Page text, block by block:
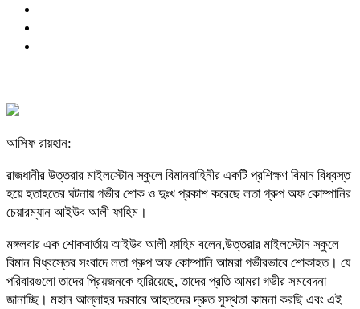
আসিফ রায়হান:
রাজধানীর উত্তরার মাইলস্টোন স্কুলে বিমানবাহিনীর একটি প্রশিক্ষণ বিমান বিধ্বস্ত
হয়ে হতাহতের ঘটনায় গভীর শোক ও দুঃখ প্রকাশ করেছে লতা গ্রুপ অফ কোম্পানির
চেয়ারম্যান আইউব আলী ফাহিম।
মঙ্গলবার এক শোকবার্তায় আইউব আলী ফাহিম বলেন,উত্তরার মাইলস্টোন স্কুলে
বিমান বিধ্বস্তের সংবাদে লতা গ্রুপ অফ কোম্পানি আমরা গভীরভাবে শোকাহত। যে
পরিবারগুলো তাদের প্রিয়জনকে হারিয়েছে, তাদের প্রতি আমরা গভীর সমবেদনা
জানাচ্ছি। মহান আল্লাহর দরবারে আহতদের দ্রুত সুস্থতা কামনা করছি এবং এই